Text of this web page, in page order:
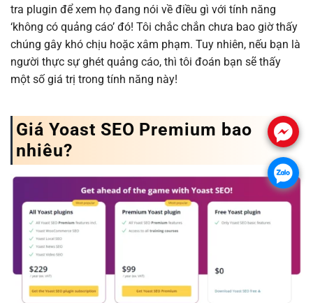
tra plugin để xem họ đang nói về điều gì với tính năng
‘không có quảng cáo’ đó! Tôi chắc chắn chưa bao giờ thấy
chúng gây khó chịu hoặc xâm phạm. Tuy nhiên, nếu bạn là
người thực sự ghét quảng cáo, thì tôi đoán bạn sẽ thấy
một số giá trị trong tính năng này!
Giá Yoast SEO Premium bao
nhiêu?
.
.